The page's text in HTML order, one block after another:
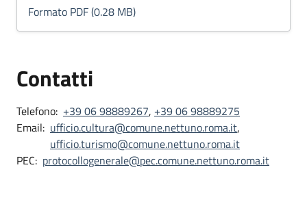
Formato PDF (0.28 MB)
Contatti
Telefono: +39 06 98889267, +39 06 98889275
Email: ufficio.cultura@comune.nettuno.roma.it,
ufficio.turismo@comune.nettuno.roma.it
PEC: protocollogenerale@pec.comune.nettuno.roma.it